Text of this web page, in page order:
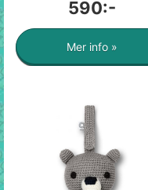
590:-
Mer info »